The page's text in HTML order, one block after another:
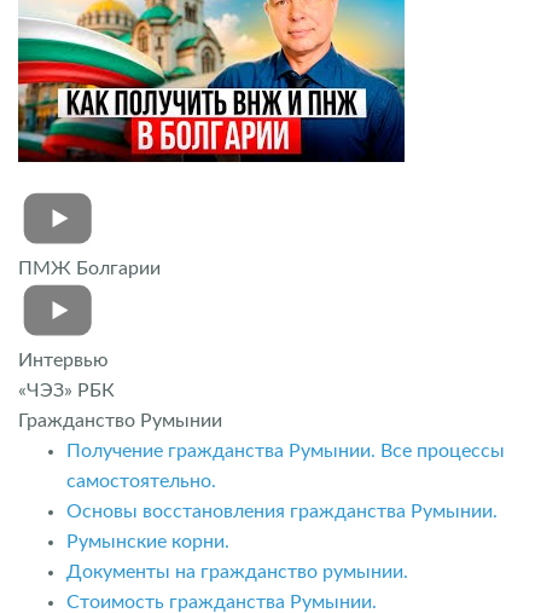
ПМЖ Болгарии
Интервью
«ЧЭЗ» РБК
Гражданство Румынии
Получение гражданства Румынии. Все процессы
самостоятельно.
Основы восстановления гражданства Румынии.
Румынские корни.
Документы на гражданство румынии.
Стоимость гражданства Румынии.